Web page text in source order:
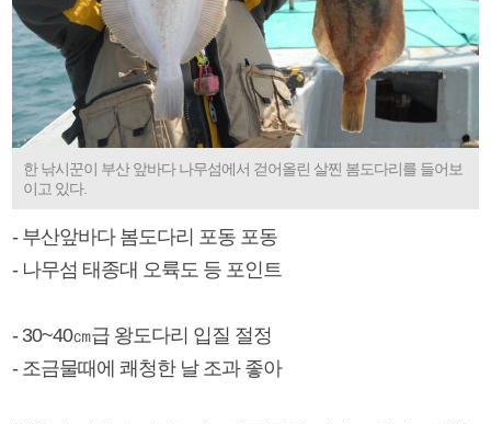
한 낚시꾼이 부산 앞바다 나무섬에서 걷어올린 살찐 봄도다리를 들어보
이고 있다.
- 부산앞바다 봄도다리 포동 포동
- 나무섬 태종대 오륙도 등 포인트
- 30~40㎝급 왕도다리 입질 절정
- 조금물때에 쾌청한 날 조과 좋아